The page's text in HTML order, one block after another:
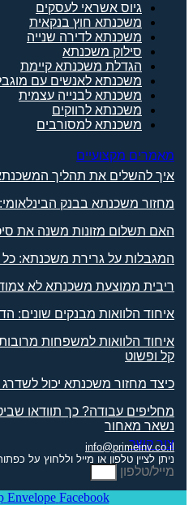
גיוס אשראי לעסקים
משכנתא חוץ בנקאית
משכנתא לדירה שנייה
סילוק משכנתא
הגדלת משכנתא קיימת
משכנתא לאנשים עם
משכנתא לבנייה עצמית
משכנתא לרווקים
משכנתא למסורבים
מאמרים מקצועיים
איך להשלים את תהליך המשכנתא
מחזור משכנתא בבנק
האם תשלום מזונות משנה את
המגבלות על גרירת משכנתא:
ריבית ממוצעת משכנתא לא
איחוד הלוואות מבנקים שונים:
איחוד הלוואות למשפחות
קל ופשוט
כיצד מחזור משכנתא יכול
מחליפים עבודה? כך תוודאו
נשאר מאחור
צור קשר
info@primeinv.co.il
ניתן לציין טלפון או מייל וללחוץ על
מייל/טלפון
אני מאשר.ת את מדיניות
Envelope Facebook